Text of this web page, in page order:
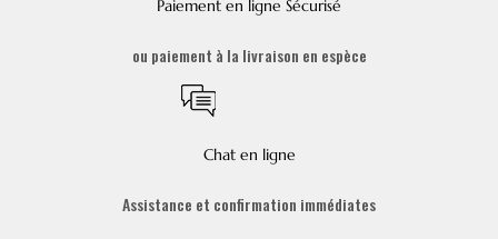
Paiement en ligne Sécurisé
ou paiement à la livraison en espèce
Chat en ligne
Assistance et confirmation immédiates